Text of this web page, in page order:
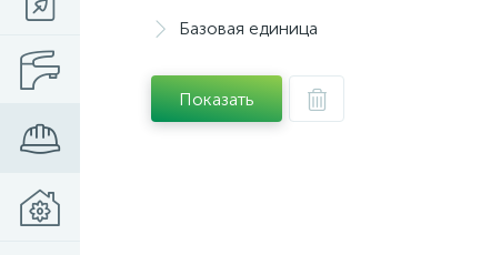
Базовая единица
Показать